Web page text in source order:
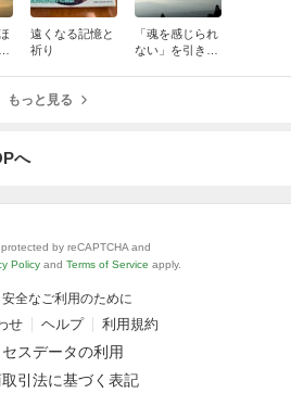
遠くなる記憶と
祈り
「魂を感じられ
ない」を引き起
もっと見る
へ
by reCAPTCHA and
Policy and Terms of Service apply.
全なご利用のために
せ ヘルプ 利用規約
スデータの利用
引法に基づく表記